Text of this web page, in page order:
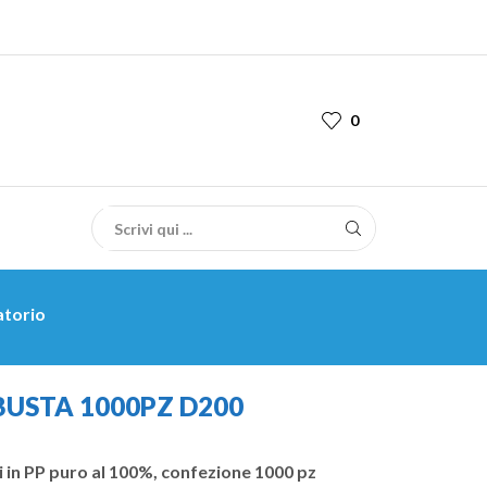
0
1000PZ D200
PP puro al 100%, confezione 1000 pz